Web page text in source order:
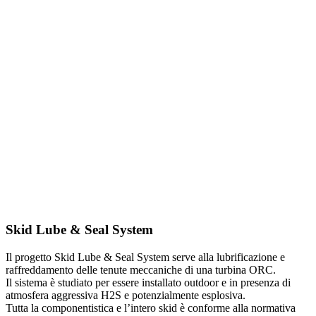
Skid Lube & Seal System
Il progetto Skid Lube & Seal System serve alla lubrificazione e
raffreddamento delle tenute meccaniche di una turbina ORC.
Il sistema è studiato per essere installato outdoor e in presenza di
atmosfera aggressiva H2S e potenzialmente esplosiva.
Tutta la componentistica e l’intero skid è conforme alla normativa